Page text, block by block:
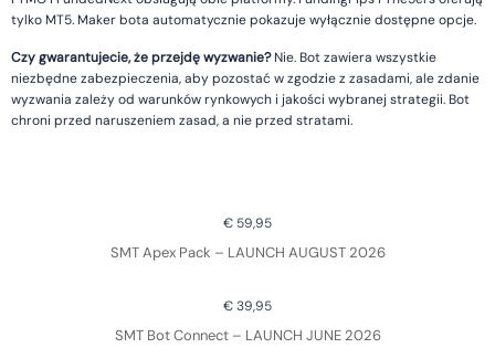
tylko MT5. Maker bota automatycznie pokazuje wyłącznie dostępne opcje.
Czy gwarantujecie, że przejdę wyzwanie?Nie. Bot zawiera wszystkie
niezbędne zabezpieczenia, aby pozostać w zgodzie z zasadami, ale zdanie
wyzwania zależy od warunków rynkowych i jakości wybranej strategii. Bot
chroni przed naruszeniem zasad, a nie przed stratami.
€ 59,95
SMT Apex Pack – LAUNCH AUGUST 2026
€ 39,95
SMT Bot Connect – LAUNCH JUNE 2026